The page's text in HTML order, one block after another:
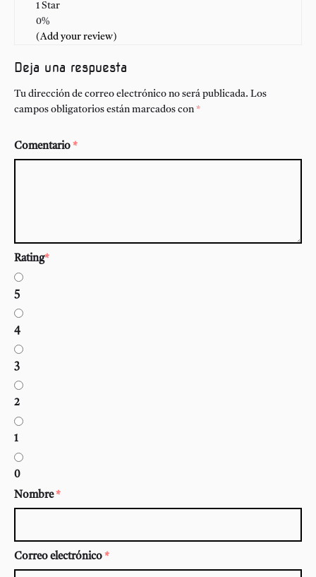
1 Star
0%
(Add your review)
Deja una respuesta
Tu dirección de correo electrónico no será publicada. Los
campos obligatorios están marcados con *
Comentario *
Rating*
5
4
3
2
1
0
Nombre *
Correo electrónico *